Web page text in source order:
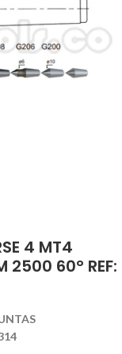
4 MT4
2500 60° REF: